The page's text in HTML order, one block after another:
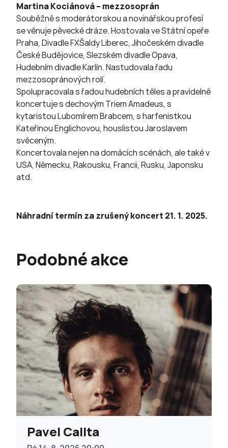
Martina Kociánová – mezzosoprán
Souběžně s moderátorskou a novinářskou profesí
se věnuje pěvecké dráze. Hostovala ve Státní opeře
Praha, Divadle FXŠaldy Liberec, Jihočeském divadle
České Budějovice, Slezském divadle Opava,
Hudebním divadle Karlín. Nastudovala řadu
mezzosopránových rolí.
Spolupracovala s řadou hudebních těles a pravidelně
koncertuje s dechovým Triem Amadeus, s
kytaristou Lubomírem Brabcem, s harfenistkou
Kateřinou Englichovou, houslistou Jaroslavem
svěceným.
Koncertovala nejen na domácích scénách, ale také v
USA, Německu, Rakousku, Francii, Rusku, Japonsku
atd.
Náhradní termín za zrušený koncert 21. 1. 2025.
Podobné akce
Pavel Callta